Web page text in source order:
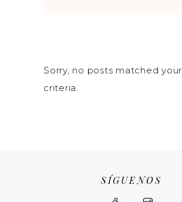
Sorry, no posts matched your
criteria.
SÍGUENOS